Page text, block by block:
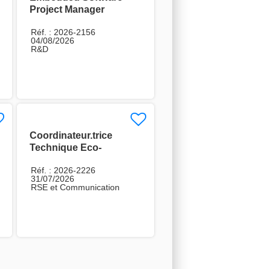
Project Manager
Réf. : 2026-2156
04/08/2026
R&D
Coordinateur.trice
Technique Eco-
Réf. : 2026-2226
31/07/2026
RSE et Communication